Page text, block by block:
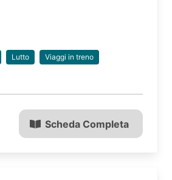
Lutto Viaggi in treno
Scheda Completa